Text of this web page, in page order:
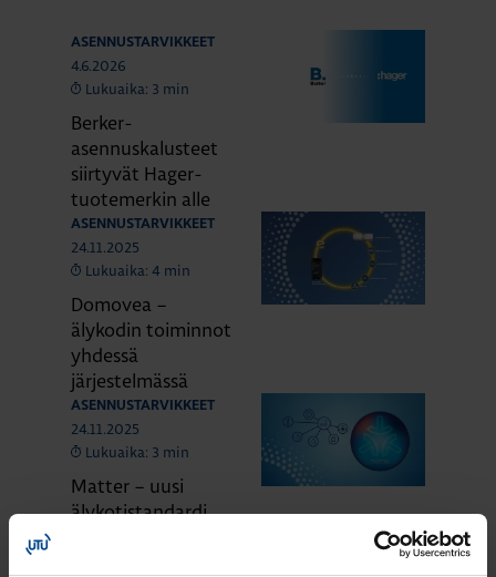
ASENNUSTARVIKKEET
4.6.2026
Lukuaika: 3 min
Berker-
asennuskalusteet
siirtyvät Hager-
tuotemerkin alle
ASENNUSTARVIKKEET
24.11.2025
Lukuaika: 4 min
Domovea –
älykodin toiminnot
yhdessä
järjestelmässä
ASENNUSTARVIKKEET
24.11.2025
Lukuaika: 3 min
Matter – uusi
älykotistandardi